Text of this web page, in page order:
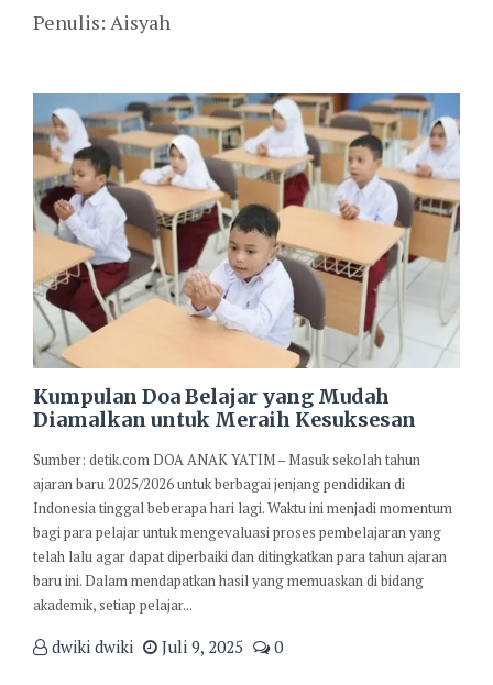
Penulis: Aisyah
Kumpulan Doa Belajar yang Mudah
Diamalkan untuk Meraih Kesuksesan
Sumber: detik.com DOA ANAK YATIM – Masuk sekolah tahun
ajaran baru 2025/2026 untuk berbagai jenjang pendidikan di
Indonesia tinggal beberapa hari lagi. Waktu ini menjadi momentum
bagi para pelajar untuk mengevaluasi proses pembelajaran yang
telah lalu agar dapat diperbaiki dan ditingkatkan para tahun ajaran
baru ini. Dalam mendapatkan hasil yang memuaskan di bidang
akademik, setiap pelajar...
dwiki dwiki Juli 9, 2025 0